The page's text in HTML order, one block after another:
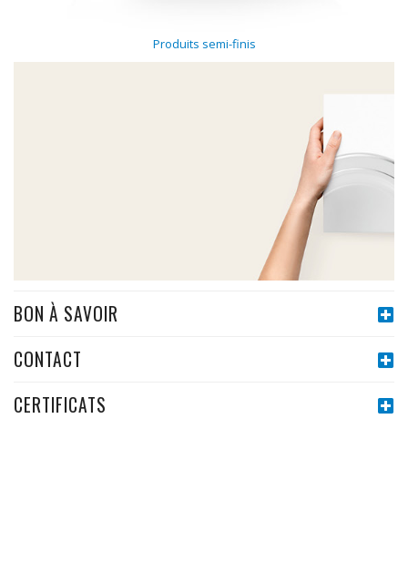
Produits semi-finis
BON À SAVOIR
CONTACT
CERTIFICATS